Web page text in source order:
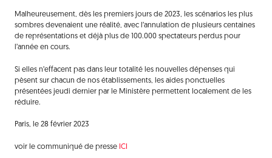
Malheureusement, dès les premiers jours de 2023, les scénarios les plus
sombres devenaient une réalité, avec l’annulation de plusieurs centaines
de représentations et déjà plus de 100.000 spectateurs perdus pour
l’année en cours.
Si elles n’effacent pas dans leur totalité les nouvelles dépenses qui
pèsent sur chacun de nos établissements, les aides ponctuelles
présentées jeudi dernier par le Ministère permettent localement de les
réduire.
Paris, le 28 février 2023
voir le communiqué de presse ICI